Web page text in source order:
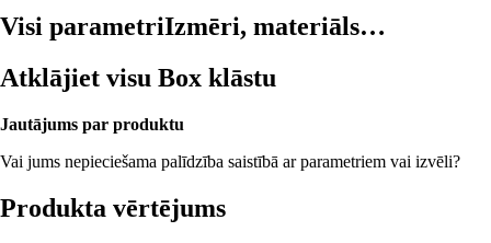
Visi parametriIzmēri, materiāls…
Atklājiet visu Box klāstu
Jautājums par produktu
Vai jums nepieciešama palīdzība saistībā ar parametriem vai izvēli?
Produkta vērtējums